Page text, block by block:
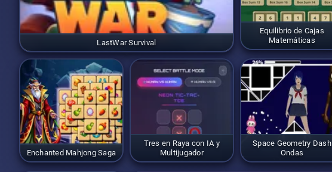
LastWar Survival
Equilibrio de Cajas
Matemáticas
Enchanted Mahjong Saga
Tres en Raya con IA y
Multijugador
Space Geometry Dash
Ondas